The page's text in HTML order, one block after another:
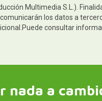
Multimedia S.L.).
los datos a
consultar
nada a